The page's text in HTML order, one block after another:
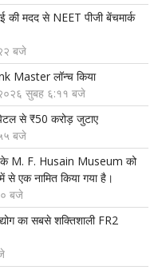
मदद से NEET पीजी बेंचमार्क
बजे
Master लॉन्च किया
२०२६ सुबह ६:११ बजे
से ₹50 करोड़ जुटाए
बजे
M. F. Husain Museum को
एक नामित किया गया है।
बजे
का सबसे शक्तिशाली FR2